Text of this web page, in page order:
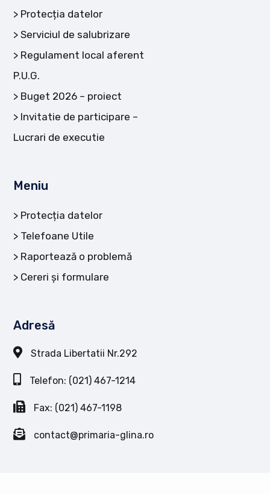
Protecția datelor
Serviciul de salubrizare
Regulament local aferent
P.U.G.
Buget 2026 – proiect
Invitatie de participare –
Lucrari de executie
Meniu
Protecția datelor
Telefoane Utile
Raportează o problemă
Cereri și formulare
Adresă
Strada Libertatii Nr.292
Telefon: (021) 467-1214
Fax: (021) 467-1198
contact@primaria-glina.ro